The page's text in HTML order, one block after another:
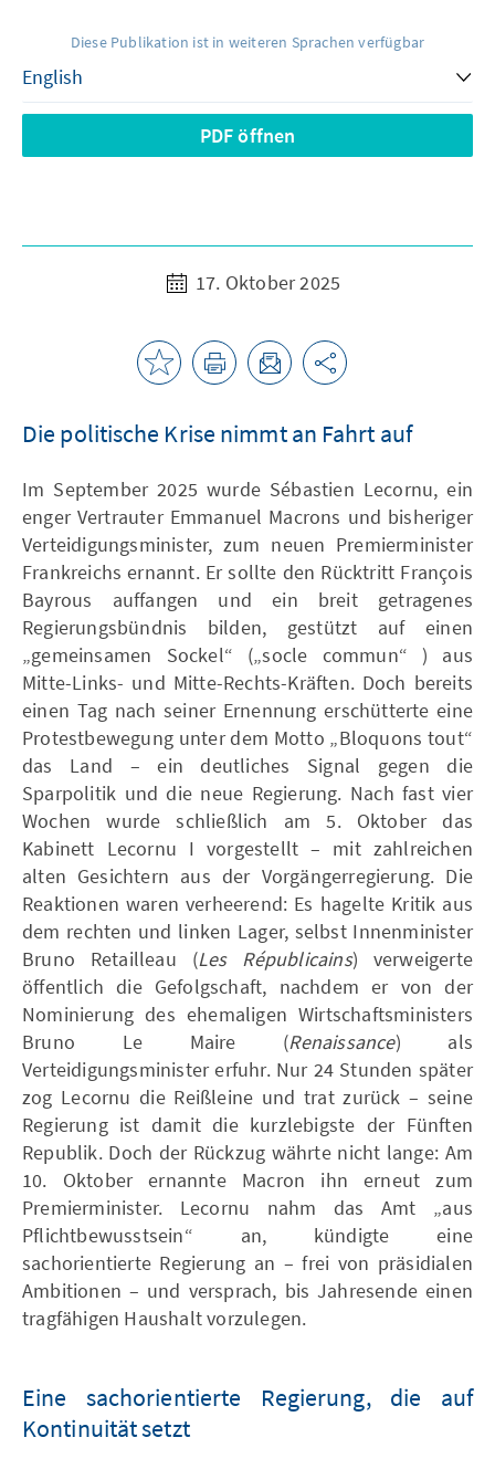
Diese Publikation ist in weiteren Sprachen verfügbar
PDF öffnen
17. Oktober 2025
Die politische Krise nimmt an Fahrt auf
Im September 2025 wurde Sébastien Lecornu, ein
enger Vertrauter Emmanuel Macrons und bisheriger
Verteidigungsminister, zum neuen Premierminister
Frankreichs ernannt. Er sollte den Rücktritt François
Bayrous auffangen und ein breit getragenes
Regierungsbündnis bilden, gestützt auf einen
„gemeinsamen Sockel“ („socle commun“ ) aus
Mitte-Links- und Mitte-Rechts-Kräften. Doch bereits
einen Tag nach seiner Ernennung erschütterte eine
Protestbewegung unter dem Motto „Bloquons tout“
das Land – ein deutliches Signal gegen die
Sparpolitik und die neue Regierung. Nach fast vier
Wochen wurde schließlich am 5. Oktober das
Kabinett Lecornu I vorgestellt – mit zahlreichen
alten Gesichtern aus der Vorgängerregierung. Die
Reaktionen waren verheerend: Es hagelte Kritik aus
dem rechten und linken Lager, selbst Innenminister
Bruno Retailleau (Les Républicains) verweigerte
öffentlich die Gefolgschaft, nachdem er von der
Nominierung des ehemaligen Wirtschaftsministers
Bruno Le Maire (Renaissance) als
Verteidigungsminister erfuhr. Nur 24 Stunden später
zog Lecornu die Reißleine und trat zurück – seine
Regierung ist damit die kurzlebigste der Fünften
Republik. Doch der Rückzug währte nicht lange: Am
10. Oktober ernannte Macron ihn erneut zum
Premierminister. Lecornu nahm das Amt „aus
Pflichtbewusstsein“ an, kündigte eine
sachorientierte Regierung an – frei von präsidialen
Ambitionen – und versprach, bis Jahresende einen
tragfähigen Haushalt vorzulegen.
Eine sachorientierte Regierung, die auf
Kontinuität setzt